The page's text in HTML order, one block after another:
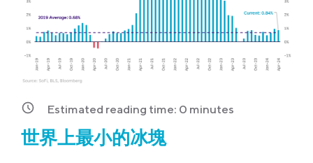
Estimated reading time: 0 minutes
世界上最小的冰塊